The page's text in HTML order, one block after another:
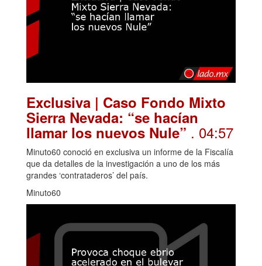
Exclusiva | Caso Fondo Mixto
Sierra Nevada: “se hacían
llamar los nuevos Nule” . 04:57
Minuto60 conoció en exclusiva un informe de la Fiscalía
que da detalles de la investigación a uno de los más
grandes ‘contrataderos’ del país.
Minuto60